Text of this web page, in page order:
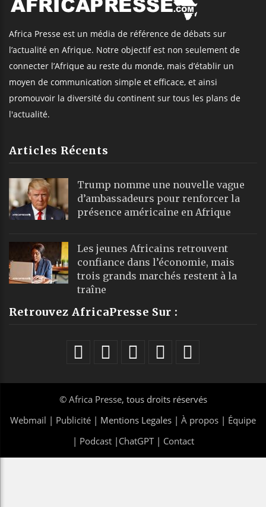
Africa Presse est un média de référence de débats sur
l’actualité en Afrique. Notre objectif est non seulement de
connecter l’Afrique au reste du monde, mais d’établir un
moyen de communication simple et efficace, et ainsi
promouvoir la diversité du continent sur tous les plans de
l'actualité.
Articles Récents
Trump nomme une nouvelle vague
d’ambassadeurs pour renforcer la
présence américaine en Afrique
Les jeunes Africains retrouvent
confiance dans l’économie, mais
trois grands marchés restent à la
traîne
Retrouvez AfricaPresse Sur :
© Africa Presse, tous droits réservés
Webmail | Publicité | Mentions Legales | À propos | Équipe
| Podcast| ChatGPT| Contact